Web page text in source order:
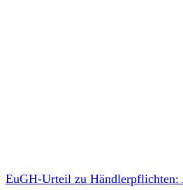
EuGH-Urteil zu Händlerpflichten: